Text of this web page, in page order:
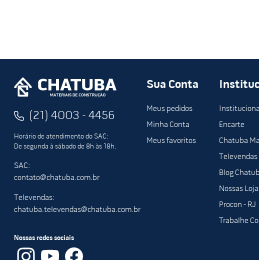
(21) 4003 - 4456
Horário de atendimento do SAC:
De segunda à sábado de 8h às 18h.
SAC:
contato@chatuba.com.br
Televendas:
chatuba.televendas@chatuba.com.br
Nossas redes sociais
Sua Conta
Meus pedidos
Minha Conta
Meus favoritos
Institucional
Encarte
Chatuba
Televendas
Blog
Nossas
Procon - RJ
Trabalhe